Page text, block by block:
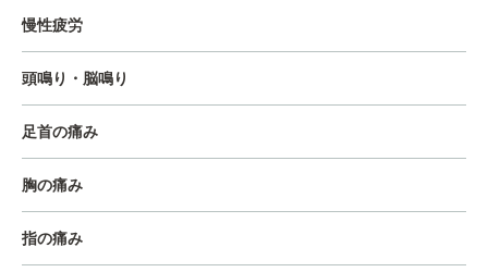
慢性疲労
頭鳴り・脳鳴り
足首の痛み
胸の痛み
指の痛み